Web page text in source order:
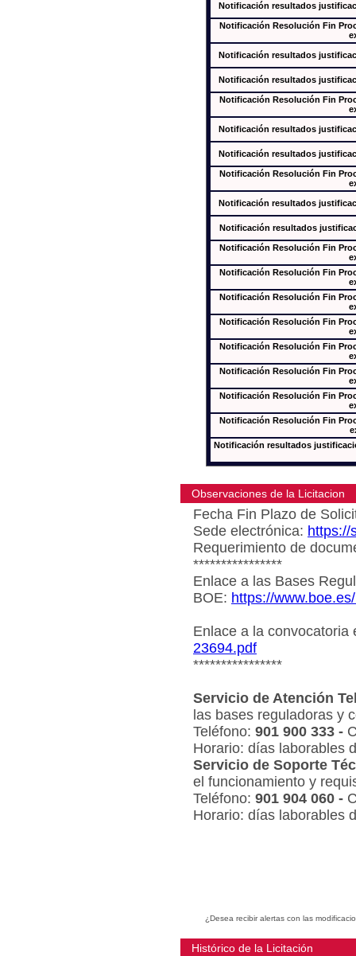
Notificación resultados
Notificación Resolución Fin
Notificación resultados
Notificación resultados
Notificación Resolución Fin
Notificación resultados
Notificación resultados
Notificación Resolución Fin
Notificación resultados
Notificación resultados
Notificación Resolución Fin
Notificación Resolución Fin
Notificación Resolución Fin
Notificación Resolución Fin
Notificación Resolución Fin
Notificación Resolución Fin
Notificación Resolución Fin
Notificación Resolución Fin
Notificación resultados
Observaciones de la Licitacion
Fecha Fin Plazo de
Sede electrónica: https://
Requerimiento de
****************
Enlace a las Bases
BOE: https://
Enlace a la
23694.pdf
****************
Servicio de Atención
las bases reguladoras y
Teléfono: 901 900 333 -
Horario: días laborables
Servicio de Soporte
el funcionamiento y
Teléfono: 901 904 060 -
Horario: días laborables
¿Desea recibir alertas con las
Histórico de la Licitación